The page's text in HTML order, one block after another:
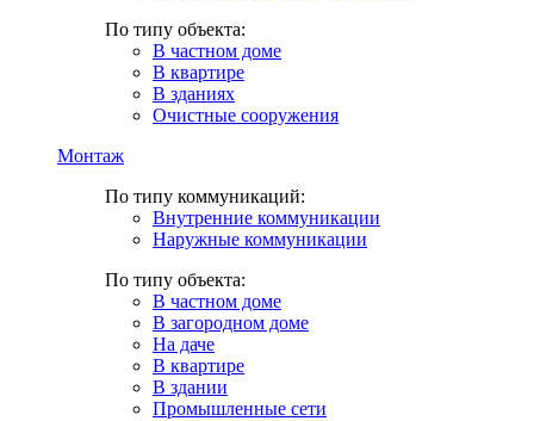
По типу объекта:
В частном доме
В квартире
В зданиях
Очистные сооружения
Монтаж
По типу коммуникаций:
Внутренние коммуникации
Наружные коммуникации
По типу объекта:
В частном доме
В загородном доме
На даче
В квартире
В здании
Промышленные сети